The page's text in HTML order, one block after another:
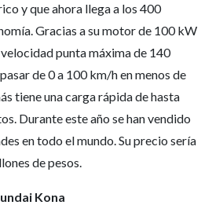
y que ahora llega a los 400
Gracias a su motor de 100 kW
punta máxima de 140
de 0 a 100 km/h en menos de
tiene una carga rápida de hasta
Durante este año se han vendido
en todo el mundo. Su precio sería
de pesos.
Kona